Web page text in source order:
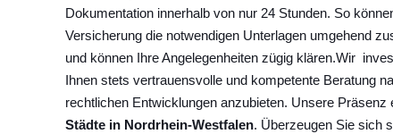
Dokumentation innerhalb von nur 24 Stunden. So
Versicherung die notwendigen Unterlagen umgehend
und können Ihre Angelegenheiten zügig klären.Wir
Ihnen stets vertrauensvolle und kompetente Beratung
rechtlichen Entwicklungen anzubieten. Unsere
Städte in Nordrhein-Westfalen. Überzeugen Sie sich